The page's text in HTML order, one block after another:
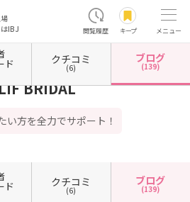
IBJ
閲覧履歴 キープ メニュー
県岐阜市 婚活サポート LIF BRIDAL カウンセラーブ
BRIDAL
い方を全力でサポート！
ド クチコミ
(6)
ブログ
(139)
ド クチコミ
(6)
ブログ
(139)